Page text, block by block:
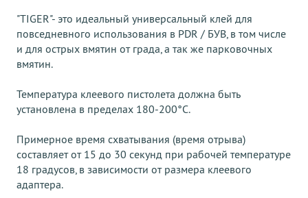
"TIGER"- это идеальный универсальный клей для
повседневного использования в PDR / БУВ, в том числе
и для острых вмятин от града, а так же парковочных
вмятин.
Температура клеевого пистолета должна быть
установлена ​​в пределах 180-200°C.
Примерное время схватывания (время отрыва)
составляет от 15 до 30 секунд при рабочей температуре
18 градусов, в зависимости от размера клеевого
адаптера.